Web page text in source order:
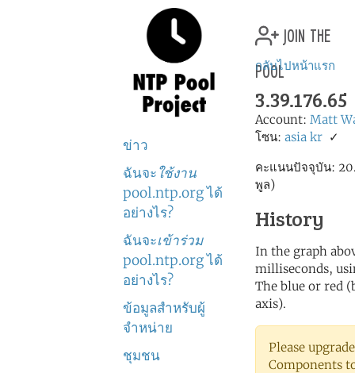
ข่าว
ฉันจะใช้งาน
pool.ntp.org ได้
อย่างไร?
ฉันจะเข้าร่วม
pool.ntp.org ได้
อย่างไร?
ข้อมูลสำหรับผู้
จำหน่าย
ชุมชน
join the
pool
กลับไปหน้าแรก
3.39.176.65
Account: Matt
โซน: asia kr ✓
คะแนนปัจจุบัน:
พูล)
History
In the graph
milliseconds,
The blue or red
axis).
Please
Components